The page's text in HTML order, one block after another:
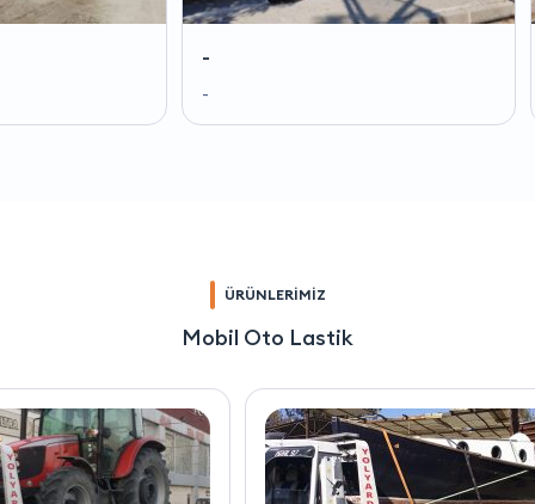
ÜRÜNLERİMİZ
Mobil Oto Lastik